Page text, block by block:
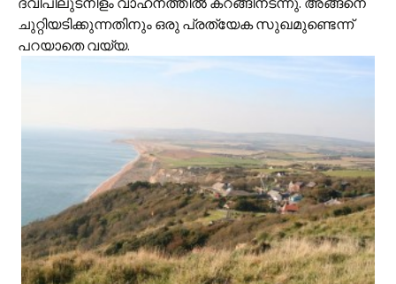
ചുറ്റിയടിക്കുന്നതിനും ഒരു പ്രത്യേക സുഖമുണ്ടെന്ന്
പറയാതെ വയ്യ.